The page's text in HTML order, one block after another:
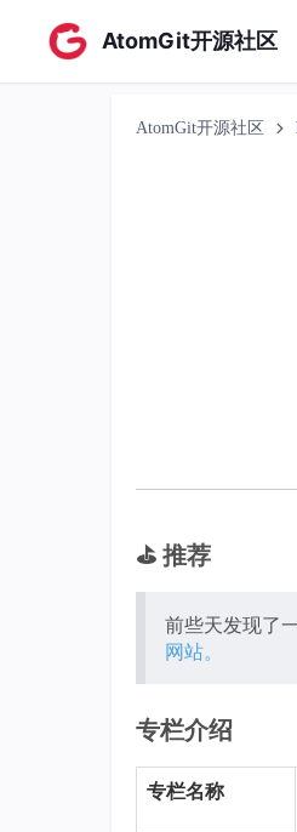
AtomGit开源社区
AtomGit开源社区
⛳️ 推荐
前些天发现了
网站。
专栏介绍
专栏名称